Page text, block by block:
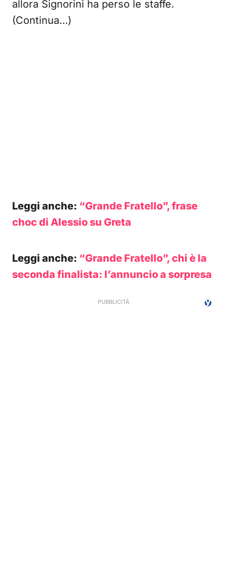
allora Signorini ha perso le staffe.
(Continua…)
Leggi anche: “Grande Fratello”, frase
choc di Alessio su Greta
Leggi anche: “Grande Fratello”, chi è la
seconda finalista: l’annuncio a sorpresa